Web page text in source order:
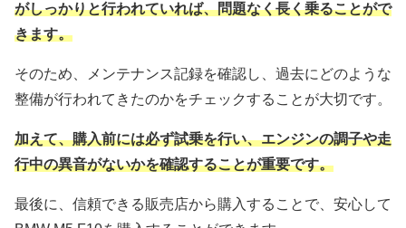
がしっかりと行われていれば、問題なく長く乗ることがで
きます。
そのため、メンテナンス記録を確認し、過去にどのような
整備が行われてきたのかをチェックすることが大切です。
加えて、購入前には必ず試乗を行い、エンジンの調子や走
行中の異音がないかを確認することが重要です。
最後に、信頼できる販売店から購入することで、安心して